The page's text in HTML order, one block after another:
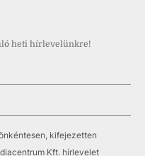
heti hírlevelünkre!
kifejezetten
Kft. hírlevelet